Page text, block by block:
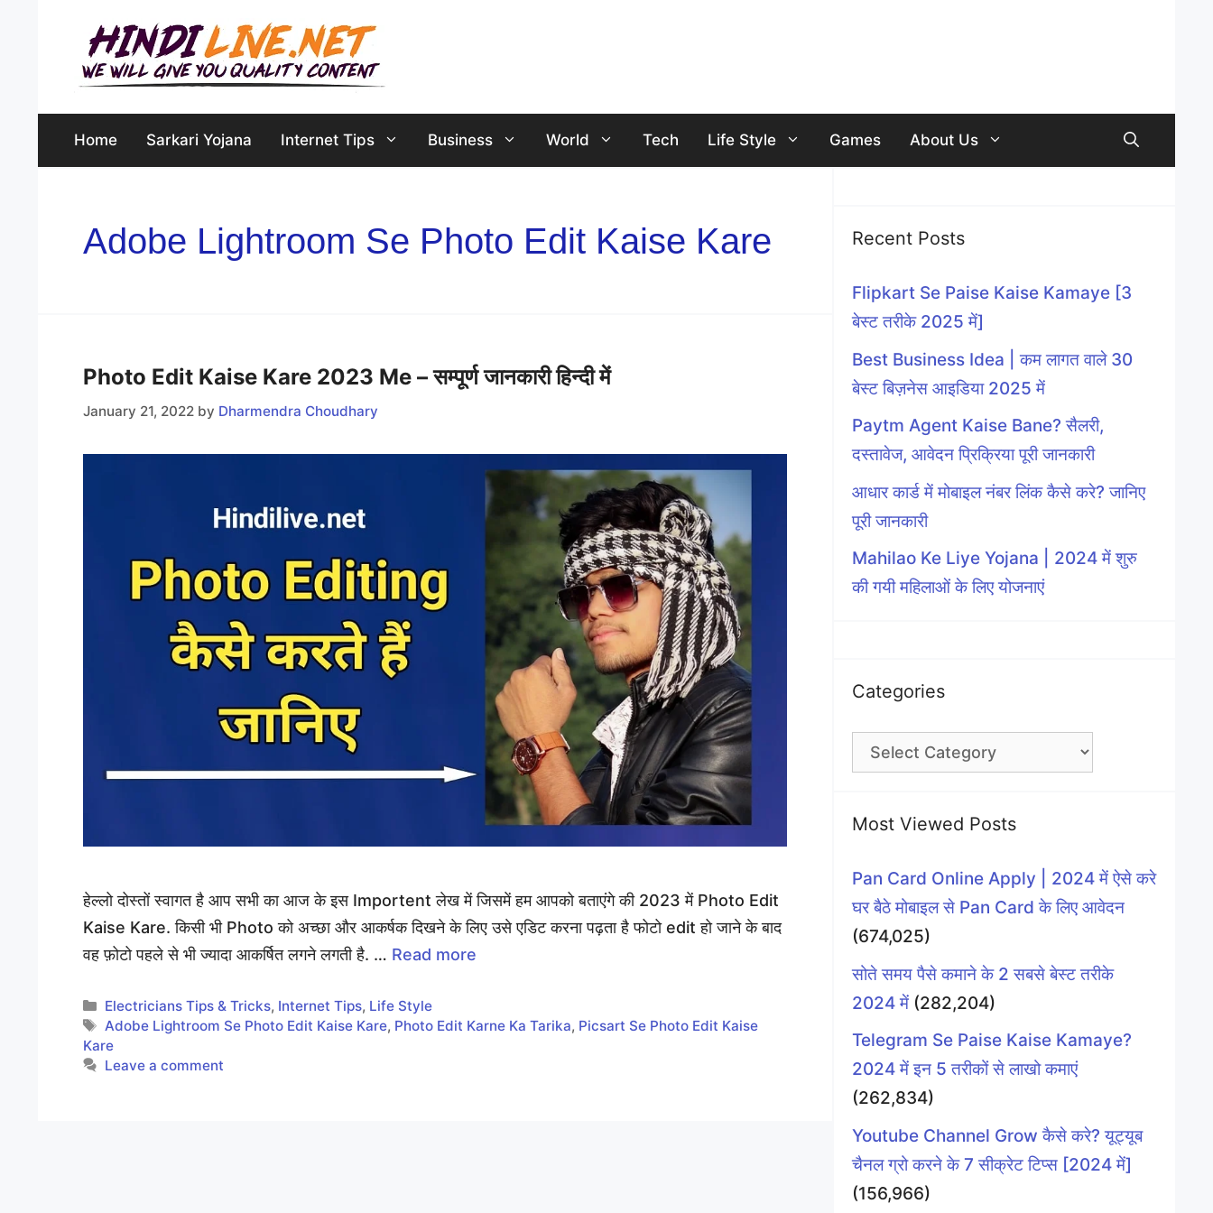
Home Sarkari Yojana Internet Tips Business World Tech Life Style Games About Us
Adobe Lightroom Se Photo Edit Kaise Kare
Photo Edit Kaise Kare 2023 Me – सम्पूर्ण जानकारी हिन्दी में
January 21, 2022 by Dharmendra Choudhary
हेल्लो दोस्तों स्वागत है आप सभी का आज के इस Importent लेख में जिसमें हम आपको बताएंगे की 2023 में Photo Edit
Kaise Kare. किसी भी Photo को अच्छा और आकर्षक दिखने के लिए उसे एडिट करना पढ़ता है फोटो edit हो जाने के बाद
वह फ़ोटो पहले से भी ज्यादा आकर्षित लगने लगती है. … Read more
Categories
Electricians Tips & Tricks, Internet Tips, Life Style
Tags
Adobe Lightroom Se Photo Edit Kaise Kare, Photo Edit Karne Ka Tarika, Picsart Se Photo Edit Kaise
Kare
Leave a comment
Recent Posts
Flipkart Se Paise Kaise Kamaye [3
बेस्ट तरीके 2025 में]
Best Business Idea | कम लागत वाले 30
बेस्ट बिज़नेस आइडिया 2025 में
Paytm Agent Kaise Bane? सैलरी,
दस्तावेज, आवेदन प्रिक्रिया पूरी जानकारी
आधार कार्ड में मोबाइल नंबर लिंक कैसे करे? जानिए
पूरी जानकारी
Mahilao Ke Liye Yojana | 2024 में शुरु
की गयी महिलाओं के लिए योजनाएं
Categories
Categories
Most Viewed Posts
Pan Card Online Apply | 2024 में ऐसे करे
घर बैठे मोबाइल से Pan Card के लिए आवेदन
(674,025)
सोते समय पैसे कमाने के 2 सबसे बेस्ट तरीके
2024 में (282,204)
Telegram Se Paise Kaise Kamaye?
2024 में इन 5 तरीकों से लाखो कमाएं
(262,834)
Youtube Channel Grow कैसे करे? यूट्यूब
चैनल ग्रो करने के 7 सीक्रेट टिप्स [2024 में]
(156,966)